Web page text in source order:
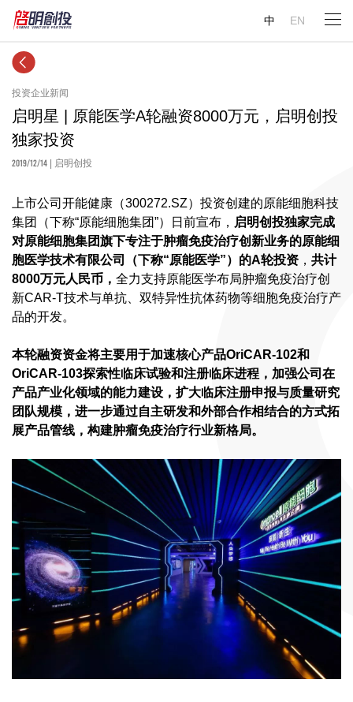
中 EN
投资企业新闻
启明星 | 原能医学A轮融资8000万元，启明创投
独家投资
2019/12/14 | 启明创投
上市公司开能健康（300272.SZ）投资创建的原能细胞科技
集团（下称“原能细胞集团”）日前宣布， 启明创投独家完成
对原能细胞集团旗下专注于肿瘤免疫治疗创新业务的原能细
胞医学技术有限公司（下称“原能医学”）的A轮投资 ， 共计
8000万元人民币， 全力支持原能医学布局肿瘤免疫治疗创
新CAR-T技术与单抗、双特异性抗体药物等细胞免疫治疗产
品的开发。
本轮融资资金将主要用于加速核心产品OriCAR-102和
OriCAR-103探索性临床试验和注册临床进程，加强公司在
产品产业化领域的能力建设，扩大临床注册申报与质量研究
团队规模，进一步通过自主研发和外部合作相结合的方式拓
展产品管线，构建肿瘤免疫治疗行业新格局。